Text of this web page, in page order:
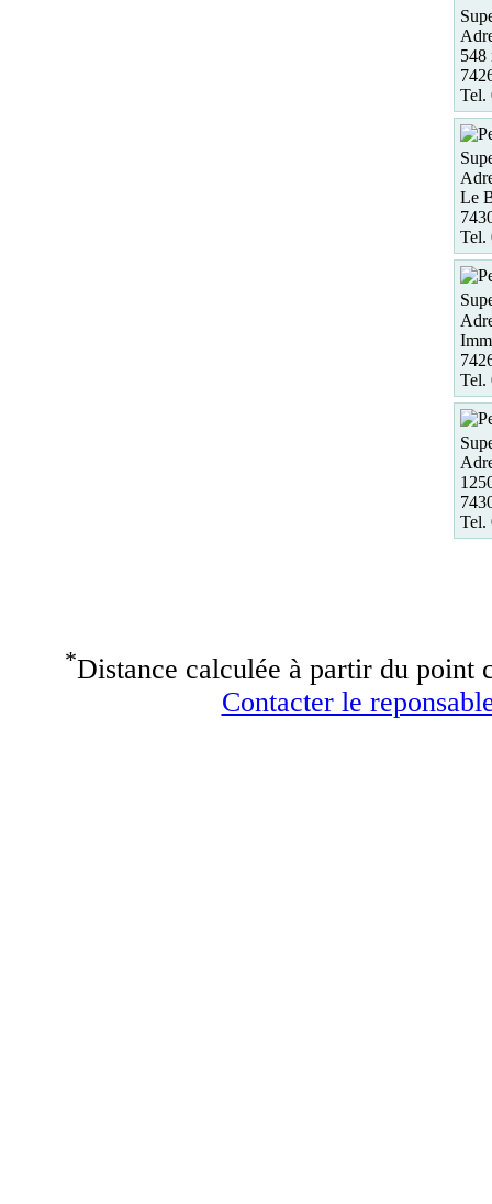
548
Tel.
Le
Tel.
Tel.
Tel.
*Distance calculée à partir du point
Contacter le